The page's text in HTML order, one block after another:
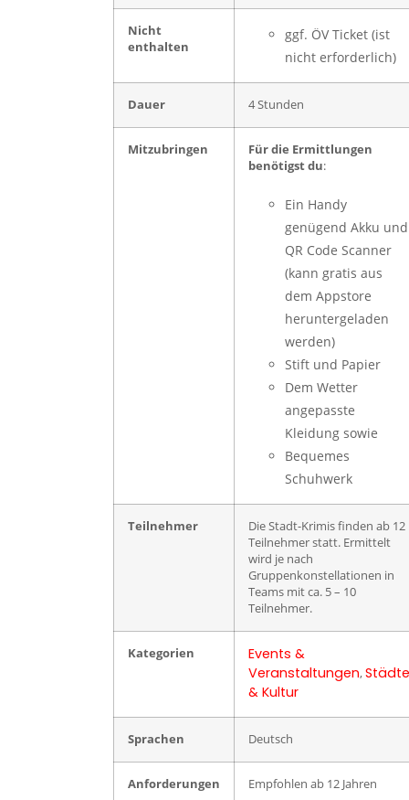
Nicht
enthalten
ggf. ÖV Ticket (ist
nicht erforderlich)
Dauer 4 Stunden
Mitzubringen
Für die Ermittlungen
benötigst du:
Ein Handy
genügend Akku und
QR Code Scanner
(kann gratis aus
dem Appstore
heruntergeladen
werden)
Stift und Papier
Dem Wetter
angepasste
Kleidung sowie
Bequemes
Schuhwerk
Teilnehmer
Die Stadt-Krimis finden ab 12
Teilnehmer statt. Ermittelt
wird je nach
Gruppenkonstellationen in
Teams mit ca. 5 – 10
Teilnehmer.
Kategorien
Events &
Veranstaltungen,Städte
& Kultur
Sprachen Deutsch
Anforderungen Empfohlen ab 12 Jahren